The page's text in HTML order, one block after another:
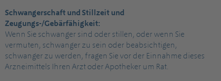
Schwangerschaft und Stillzeit und
Zeugungs-/Gebärfähigkeit:
Wenn Sie schwanger sind oder stillen, oder wenn Sie
vermuten, schwanger zu sein oder beabsichtigen,
schwanger zu werden, fragen Sie vor der Einnahme dieses
Arzneimittels Ihren Arzt oder Apotheker um Rat.